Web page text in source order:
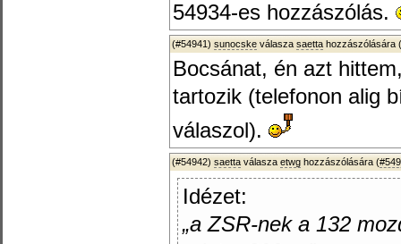
54934-es hozzászólás.
(#54941) sunocske válasza saetta hozzászólására (
Bocsánat, én azt
tartozik (telefonon alig
válaszol).
(#54942) saetta válasza etwg hozzászólására (
Idézet:
„a ZSR-nek a 132